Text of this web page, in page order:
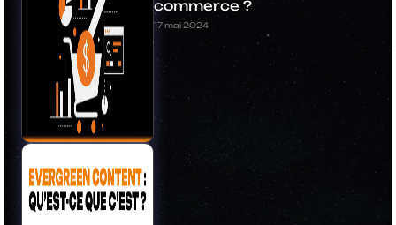
commerce ?
17 mai 2024